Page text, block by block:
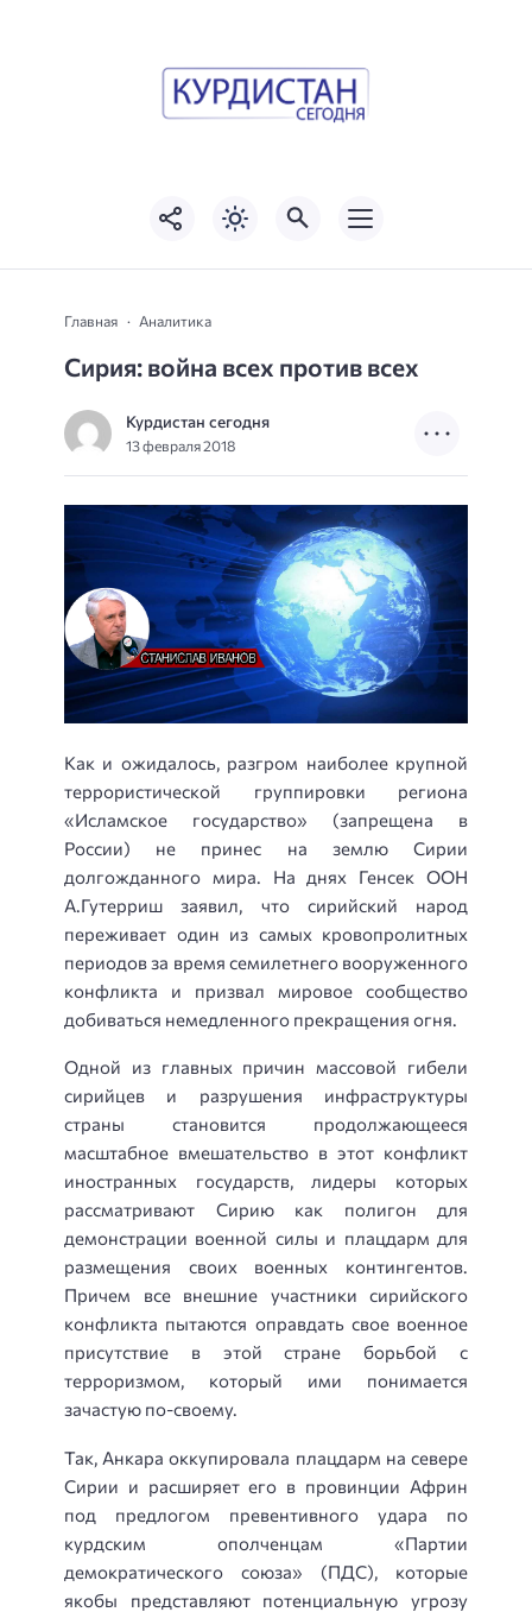
Главная Аналитика
Сирия: война всех против всех
Курдистан сегодня
13 февраля 2018
Как и ожидалось, разгром наиболее крупной
террористической группировки региона
«Исламское государство» (запрещена в
России) не принес на землю Сирии
долгожданного мира. На днях Генсек ООН
А.Гутерриш заявил, что сирийский народ
переживает один из самых кровопролитных
периодов за время семилетнего вооруженного
конфликта и призвал мировое сообщество
добиваться немедленного прекращения огня.
Одной из главных причин массовой гибели
сирийцев и разрушения инфраструктуры
страны становится продолжающееся
масштабное вмешательство в этот конфликт
иностранных государств, лидеры которых
рассматривают Сирию как полигон для
демонстрации военной силы и плацдарм для
размещения своих военных контингентов.
Причем все внешние участники сирийского
конфликта пытаются оправдать свое военное
присутствие в этой стране борьбой с
терроризмом, который ими понимается
зачастую по-своему.
Так, Анкара оккупировала плацдарм на севере
Сирии и расширяет его в провинции Африн
под предлогом превентивного удара по
курдским ополченцам «Партии
демократического союза» (ПДС), которые
якобы представляют потенциальную угрозу